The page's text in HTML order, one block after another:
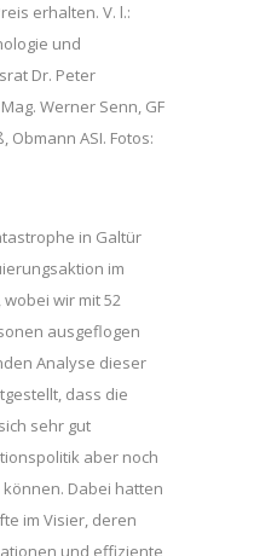
erhalten. V. l.:
und
Dr. Peter
Werner Senn, GF
Obmann ASI. Fotos:
in Galtür
im
wir mit 52
ausgeflogen
Analyse dieser
dass die
sehr gut
aber noch
Dabei hatten
im Visier, deren
und effiziente